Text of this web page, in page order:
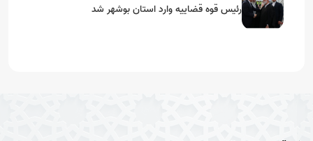
رئیس قوه قضاییه وارد استان بوشهر شد